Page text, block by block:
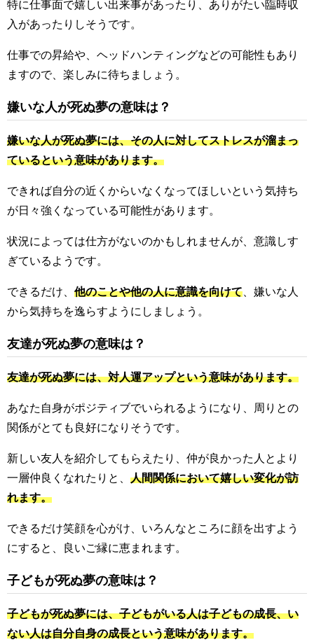
特に仕事面で嬉しい出来事があったり、ありがたい臨時収
入があったりしそうです。
仕事での昇給や、ヘッドハンティングなどの可能性もあり
ますので、楽しみに待ちましょう。
嫌いな人が死ぬ夢の意味は？
嫌いな人が死ぬ夢には、その人に対してストレスが溜まっ
ているという意味があります。
できれば自分の近くからいなくなってほしいという気持ち
が日々強くなっている可能性があります。
状況によっては仕方がないのかもしれませんが、意識しす
ぎているようです。
できるだけ、 他のことや他の人に意識を向けて 、嫌いな人
から気持ちを逸らすようにしましょう。
友達が死ぬ夢の意味は？
友達が死ぬ夢には、対人運アップという意味があります。
あなた自身がポジティブでいられるようになり、周りとの
関係がとても良好になりそうです。
新しい友人を紹介してもらえたり、仲が良かった人とより
一層仲良くなれたりと、 人間関係において嬉しい変化が訪
れます。
できるだけ笑顔を心がけ、いろんなところに顔を出すよう
にすると、良いご縁に恵まれます。
子どもが死ぬ夢の意味は？
子どもが死ぬ夢には、子どもがいる人は子どもの成長、い
ない人は自分自身の成長という意味があります。